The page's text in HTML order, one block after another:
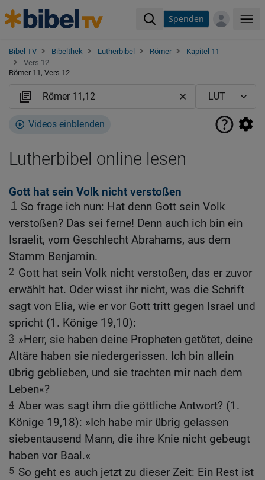
Spenden
Bibel TV Bibelthek Lutherbibel Römer
Kapitel 11
Vers 12
Römer 11, Vers 12
Videos einblenden
Lutherbibel online lesen
Gott hat sein Volk nicht verstoßen
1
So frage ich nun: Hat denn Gott sein Volk
verstoßen? Das sei ferne! Denn auch ich bin ein
Israelit, vom Geschlecht Abrahams, aus dem
Stamm Benjamin.
2 Gott hat sein Volk nicht verstoßen, das er zuvor
erwählt hat. Oder wisst ihr nicht, was die Schrift
sagt von Elia, wie er vor Gott tritt gegen Israel und
spricht (1. Könige 19,10):
3 »Herr, sie haben deine Propheten getötet, deine
Altäre haben sie niedergerissen. Ich bin allein
übrig geblieben, und sie trachten mir nach dem
Leben«?
4 Aber was sagt ihm die göttliche Antwort? (1.
Könige 19,18): »Ich habe mir übrig gelassen
siebentausend Mann, die ihre Knie nicht gebeugt
haben vor Baal.«
5 So geht es auch jetzt zu dieser Zeit: Ein Rest ist